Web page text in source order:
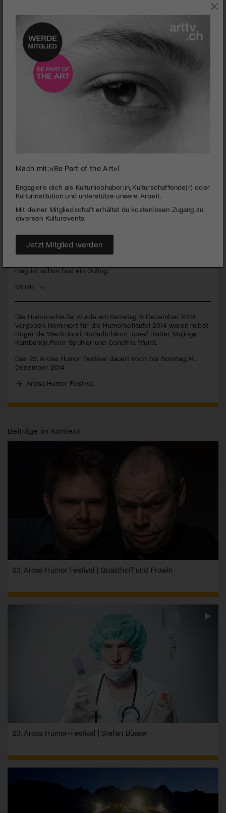
Arosa Humor Festival - Schneeschaufel 2014 an Roger de Weck | ©
23. Arosa Humor Festival | Humorschaufel an Roger
PUBLIZIERT AM 6. DEZEMBER 2014
Die Humorschaufel geht anSRG
Weck. art-tv.ch hat nachgefragt, welchem der Nominierten er
den Preis gegeben hätte, und welche TV-Humorsendung ihm
mag, ist schon fast ein Outing.
MEHR
Die Humorschaufel wurde am Samstag, 6. Dezember 2014
vergeben. Nominiert für die Humorschaufel 2014 waren nebst
Roger de Weck: Iouri Podladtchikov, Josef Blatter, Mujinga
Kambundji, Peter Spuhler und Conchita Wurst.
Das 23. Arosa Humor Festival dauert noch bis Sonntag, 14.
Dezember 2014
Arosa Humor Festival
Beiträge im Kontext
23. Arosa Humor Festival | Quasthoff und Frowin
23. Arosa Humor-Festival | Stefan Büsser
Mach mit: «Be Part of the Art»!
Engagiere dich als Kulturliebhaber:in, Kulturschaffende(r) oder
Kulturinstitution und unterstütze unsere Arbeit.
Mit deiner Mitgliedschaft erhältst du kostenlosen Zugang zu
diversen Kulturevents.
Jetzt Mitglied werden